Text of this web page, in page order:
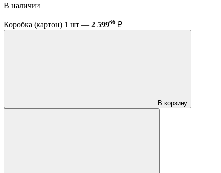
В наличии
Коробка (картон) 1 шт — 2 59966 ₽
В корзину